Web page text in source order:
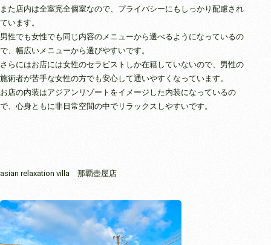
また店内は全室完全個室なので、プライバシーにもしっかり配慮され
ています。
男性でも女性でも同じ内容のメニューから選べるようになっているの
で、幅広いメニューから選びやすいです。
さらにはお店には女性のセラピストしか在籍していないので、男性の
施術者が苦手な女性の方でも安心して通いやすくなっています。
お店の内装はアジアンリゾートをイメージした内装になっているの
で、心身ともに非日常空間の中でリラックスしやすいです。
asian relaxation villa 那覇壺屋店